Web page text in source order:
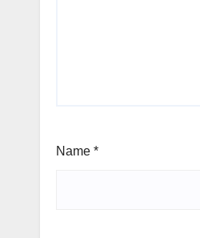
Name *